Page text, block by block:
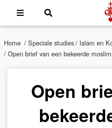
Home / Speciale studies/ Islam en
/ Open brief van een bekeerde moslim
Open